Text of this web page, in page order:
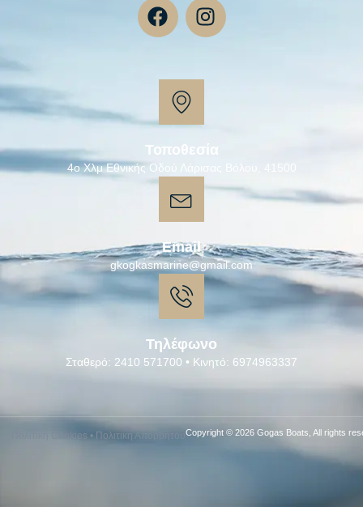
Τοποθεσία
4ο Χλμ Εθνικής Οδού Λάρισας Βόλου, 41500
Email
gkogkasmarine@gmail.com
Τηλέφωνο
Σταθερό: 2410 571700 • Κινητό: 6974963337
Πολιτική Cookies • Πολιτική ΑπορρήτουCopyright © 2026 Gogas Boats, All rights